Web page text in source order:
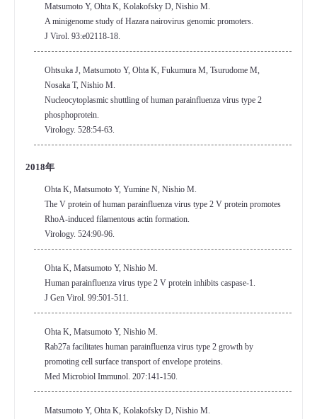
Matsumoto Y, Ohta K, Kolakofsky D, Nishio M.
A minigenome study of Hazara nairovirus genomic promoters.
J Virol. 93:e02118-18.
Ohtsuka J, Matsumoto Y, Ohta K, Fukumura M, Tsurudome M,
Nosaka T, Nishio M.
Nucleocytoplasmic shuttling of human parainfluenza virus type 2
phosphoprotein.
Virology. 528:54-63.
2018年
Ohta K, Matsumoto Y, Yumine N, Nishio M.
The V protein of human parainfluenza virus type 2 V protein promotes
RhoA-induced filamentous actin formation.
Virology. 524:90-96.
Ohta K, Matsumoto Y, Nishio M.
Human parainfluenza virus type 2 V protein inhibits caspase-1.
J Gen Virol. 99:501-511.
Ohta K, Matsumoto Y, Nishio M.
Rab27a facilitates human parainfluenza virus type 2 growth by
promoting cell surface transport of envelope proteins.
Med Microbiol Immunol. 207:141-150.
Matsumoto Y, Ohta K, Kolakofsky D, Nishio M.